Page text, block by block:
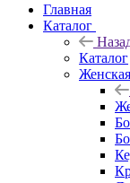
Главная
Каталог
Каталог